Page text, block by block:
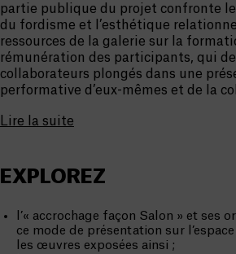
partie publique du projet confronte
du fordisme et l’esthétique
ressources de la galerie sur la
rémunération des participants, qui
collaborateurs plongés dans une
performative d’eux-mêmes et de la
Lire la suite
EXPLOREZ
l’« accrochage façon Salon » et ses
ce mode de présentation sur
les œuvres exposées ainsi ;